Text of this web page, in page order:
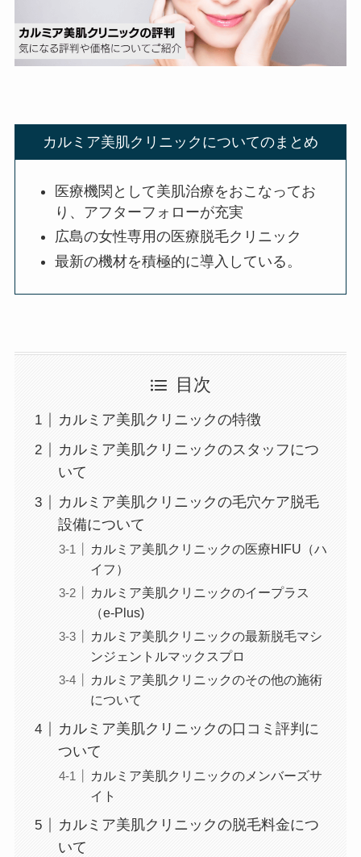
カルミア美肌クリニックについてのまとめ
医療機関として美肌治療をおこなってお
り、アフターフォローが充実
広島の女性専用の医療脱毛クリニック
最新の機材を積極的に導入している。
目次
カルミア美肌クリニックの特徴
カルミア美肌クリニックのスタッフにつ
いて
カルミア美肌クリニックの毛穴ケア脱毛
設備について
カルミア美肌クリニックの医療HIFU（ハ
イフ）
カルミア美肌クリニックのイープラス
（e-Plus)
カルミア美肌クリニックの最新脱毛マシ
ンジェントルマックスプロ
カルミア美肌クリニックのその他の施術
について
カルミア美肌クリニックの口コミ評判に
ついて
カルミア美肌クリニックのメンバーズサ
イト
カルミア美肌クリニックの脱毛料金につ
いて